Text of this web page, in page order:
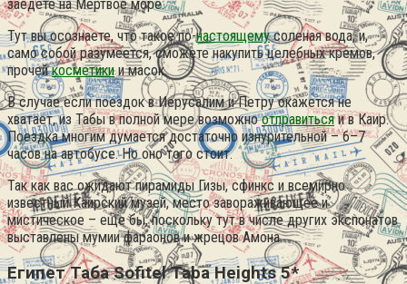
заедете на Мертвое море.
Тут вы осознаете, что такое по-настоящемусоленая вода, и,
само собой разумеется, сможете накупить целебных кремов,
прочейкосметикии масок.
В случае если поездок в Иерусалим и Петру окажется не
хватает, из Табы в полной мере возможноотправитьсяи в Каир.
Поездка многим думается достаточно изнурительной – 6–7
часов на автобусе. Но оно того стоит.
Так как вас ожидают пирамиды Гизы, сфинкс и всемирно
известный Каирский музей, место завораживающее и
мистическое – еще бы, поскольку тут в числе других экспонатов
выставлены мумии фараонов и жрецов Амона.
Египет Таба Sofitel Taba Heights 5*